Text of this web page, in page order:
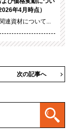
年4月時点）
資材について...
次の記事へ